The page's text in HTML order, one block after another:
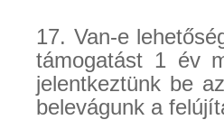
17. Van-e
támogatást 1 év
jelentkeztünk be
belevágunk a